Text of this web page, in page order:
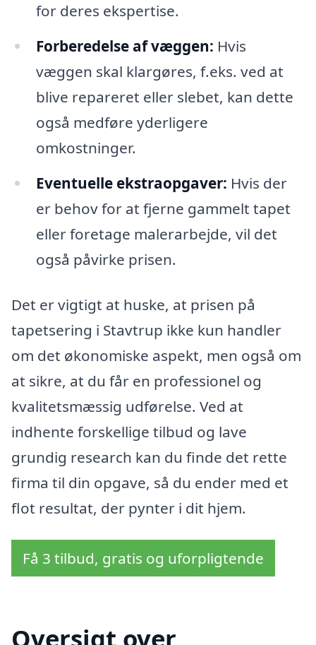
for deres ekspertise.
Forberedelse af væggen: Hvis
væggen skal klargøres, f.eks. ved at
blive repareret eller slebet, kan dette
også medføre yderligere
omkostninger.
Eventuelle ekstraopgaver: Hvis der
er behov for at fjerne gammelt tapet
eller foretage malerarbejde, vil det
også påvirke prisen.
Det er vigtigt at huske, at prisen på
tapetsering i Stavtrup ikke kun handler
om det økonomiske aspekt, men også om
at sikre, at du får en professionel og
kvalitetsmæssig udførelse. Ved at
indhente forskellige tilbud og lave
grundig research kan du finde det rette
firma til din opgave, så du ender med et
flot resultat, der pynter i dit hjem.
Få 3 tilbud, gratis og uforpligtende
Oversigt over